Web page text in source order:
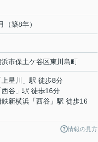
（築8年）
浜市保土ケ谷区東川島町
上星川
」駅 徒歩8分
西谷 」駅 徒歩16分
新横浜 「西谷 」駅 徒歩16
情報の見方